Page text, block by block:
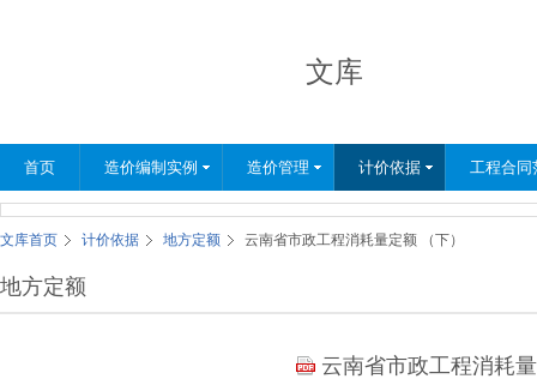
文库
首页 造价编制实例 造价管理 计价依据 工程合同
文库首页 计价依据 地方定额 云南省市政工程消耗量定额 （下）
地方定额
云南省市政工程消耗